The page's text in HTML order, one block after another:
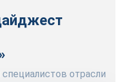
отрасли